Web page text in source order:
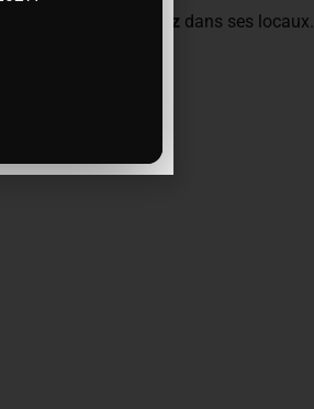
Amador Sanchez dans ses locaux.